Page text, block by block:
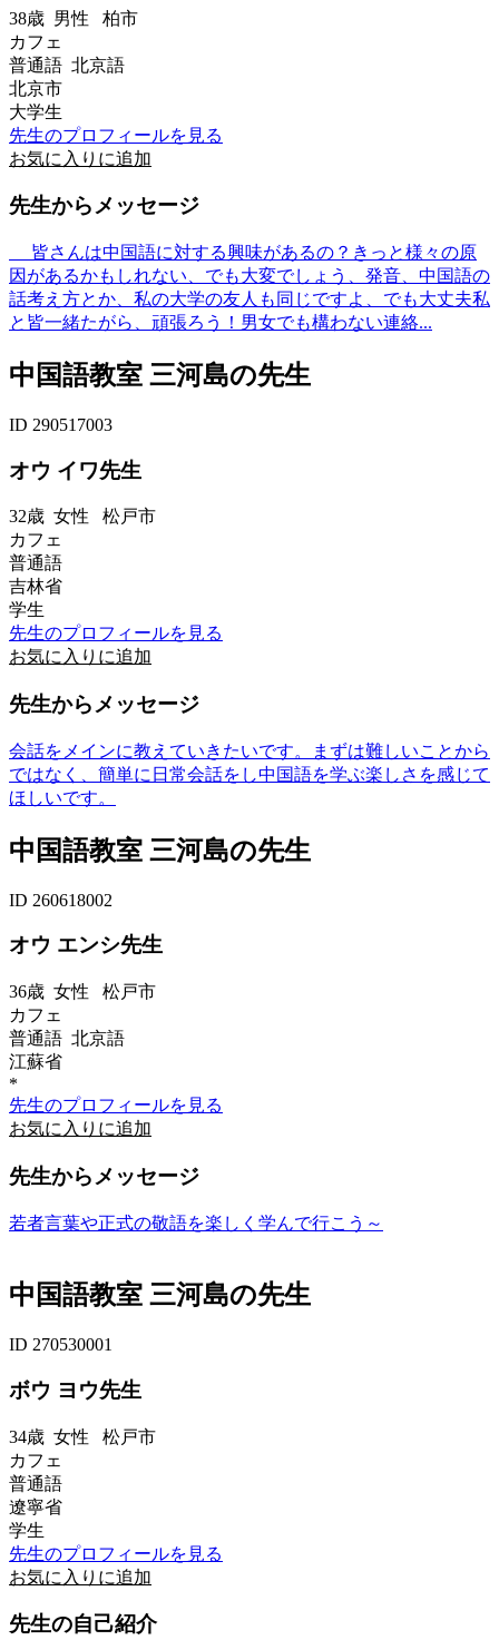
38歳 男性 柏市
カフェ
普通語 北京語
北京市
大学生
先生のプロフィールを見る
お気に入りに追加
先生からメッセージ
皆さんは中国語に対する興味があるの？きっと様々の原
因があるかもしれない、でも大変でしょう、発音、中国語の
話考え方とか、私の大学の友人も同じですよ、でも大丈夫私
と皆一緒たがら、頑張ろう！男女でも構わない連絡...
中国語教室 三河島の先生
ID 290517003
オウ イワ先生
32歳 女性 松戸市
カフェ
普通語
吉林省
学生
先生のプロフィールを見る
お気に入りに追加
先生からメッセージ
会話をメインに教えていきたいです。まずは難しいことから
ではなく、簡単に日常会話をし中国語を学ぶ楽しさを感じて
ほしいです。
中国語教室 三河島の先生
ID 260618002
オウ エンシ先生
36歳 女性 松戸市
カフェ
普通語 北京語
江蘇省
*
先生のプロフィールを見る
お気に入りに追加
先生からメッセージ
若者言葉や正式の敬語を楽しく学んで行こう～
中国語教室 三河島の先生
ID 270530001
ボウ ヨウ先生
34歳 女性 松戸市
カフェ
普通語
遼寧省
学生
先生のプロフィールを見る
お気に入りに追加
先生の自己紹介